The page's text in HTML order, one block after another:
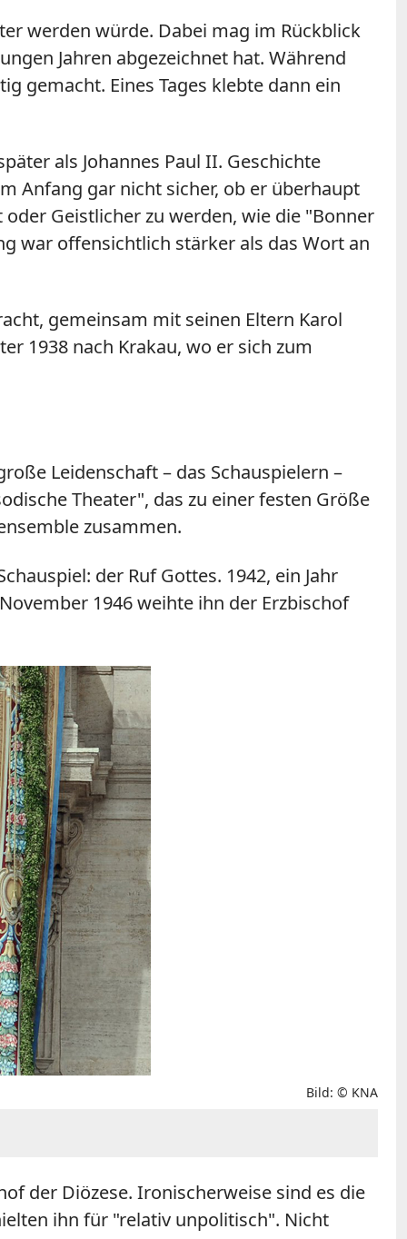
werden würde. Dabei mag im Rückblick
Jahren abgezeichnet hat. Während
gemacht. Eines Tages klebte dann ein
als Johannes Paul II. Geschichte
Anfang gar nicht sicher, ob er überhaupt
Geistlicher zu werden, wie die "Bonner
war offensichtlich stärker als das Wort an
gemeinsam mit seinen Eltern Karol
1938 nach Krakau, wo er sich zum
Leidenschaft – das Schauspielern –
Theater", das zu einer festen Größe
zusammen.
der Ruf Gottes. 1942, ein Jahr
1946 weihte ihn der Erzbischof
Bild: © KNA
der Diözese. Ironischerweise sind es die
ihn für "relativ unpolitisch". Nicht